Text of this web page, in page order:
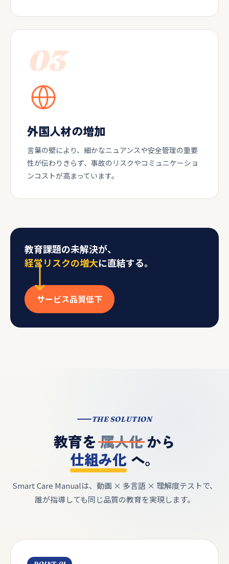
03
外国人材の増加
言葉の壁により、細かなニュアンスや安全管理の重要
性が伝わりきらず、事故のリスクやコミュニケーショ
ンコストが高まっています。
教育課題の未解決が、
経営リスクの増大に直結する。
サービス品質低下
THE SOLUTION
教育を属人化から
仕組み化へ。
Smart Care Manualは、動画 × 多言語 × 理解度テストで、
誰が指導しても同じ品質の教育を実現します。